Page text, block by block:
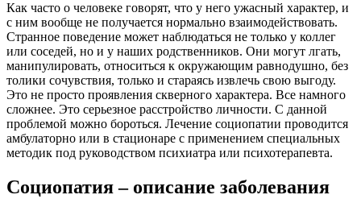
Как часто о человеке говорят, что у него ужасный характер, и
с ним вообще не получается нормально взаимодействовать.
Странное поведение может наблюдаться не только у коллег
или соседей, но и у наших родственников. Они могут лгать,
манипулировать, относиться к окружающим равнодушно, без
толики сочувствия, только и стараясь извлечь свою выгоду.
Это не просто проявления скверного характера. Все намного
сложнее. Это серьезное расстройство личности. С данной
проблемой можно бороться. Лечение социопатии проводится
амбулаторно или в стационаре с применением специальных
методик под руководством психиатра или психотерапевта.
Социопатия – описание заболевания